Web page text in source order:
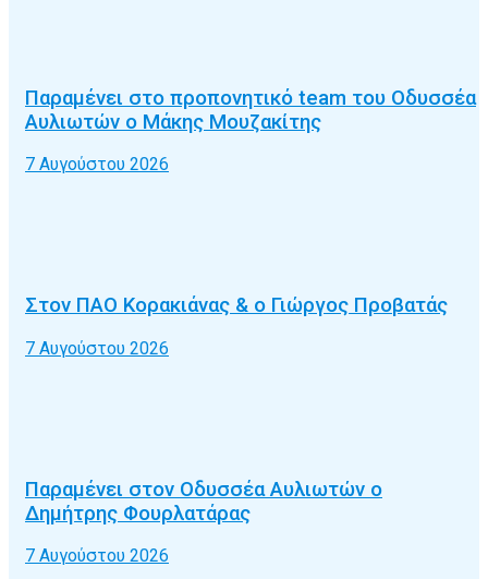
Παραμένει στο προπονητικό team του Οδυσσέα
Αυλιωτών ο Μάκης Μουζακίτης
7 Αυγούστου 2026
Στον ΠΑΟ Κορακιάνας & ο Γιώργος Προβατάς
7 Αυγούστου 2026
Παραμένει στον Οδυσσέα Αυλιωτών ο
Δημήτρης Φουρλατάρας
7 Αυγούστου 2026